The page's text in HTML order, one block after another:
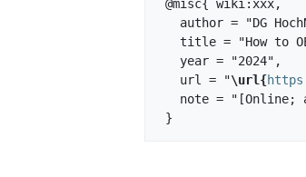
   url = "
\url{